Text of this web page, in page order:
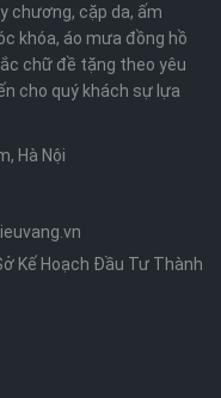
chương, cặp da, ấm
khóa, áo mưa đồng hồ
chữ đề tặng theo yêu
cho quý khách sự lựa
Hà Nội
Kế Hoạch Đầu Tư Thành